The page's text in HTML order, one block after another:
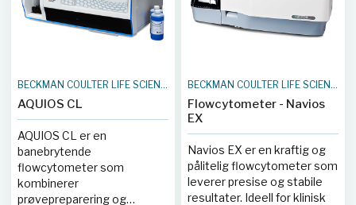
BECKMAN COULTER LIFE SCIENCES
AQUIOS CL
AQUIOS CL er en
banebrytende
flowcytometer som
kombinerer
prøvepreparering og
BECKMAN COULTER LIFE SCIENCES
Flowcytometer - Navios
EX
Navios EX er en kraftig og
pålitelig flowcytometer som
leverer presise og stabile
resultater. Ideell for klinisk